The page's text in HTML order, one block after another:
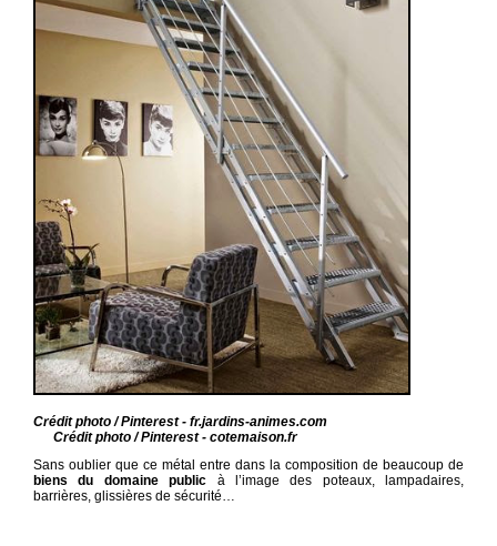
Crédit photo / Pinterest - fr.jardins-animes.com
Crédit photo / Pinterest - cotemaison.fr
Sans oublier que ce métal entre dans la composition de beaucoup de
biens du domaine public à l’image des poteaux, lampadaires,
barrières, glissières de sécurité…